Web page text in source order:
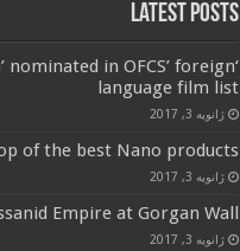
Latest Posts
nominated in OFCS’ foreign
language film list
ژانویه 3, 2017
of the best Nano products
ژانویه 3, 2017
Empire at Gorgan Wall
ژانویه 3, 2017